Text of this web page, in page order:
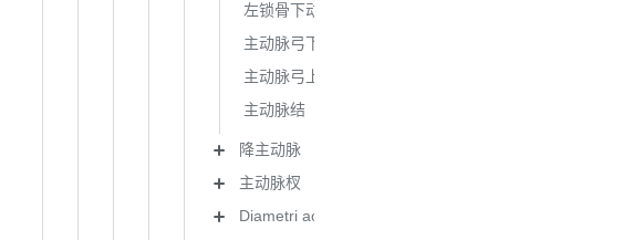
左锁骨下动脉
主动脉弓下缘
主动脉弓上缘
主动脉结
降主动脉
主动脉杈
Diametri aortae